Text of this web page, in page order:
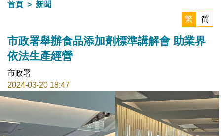
首頁
新聞
繁
简
市政署舉辦食品添加劑標準講解會 助業界
依法生產經營
市政署
2024-03-20 18:47